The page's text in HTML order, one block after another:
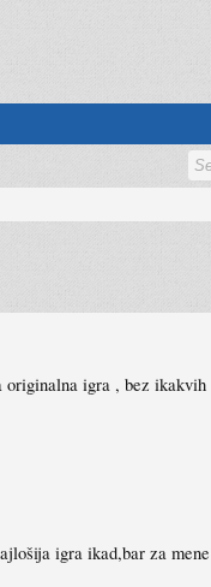
igra , bez
igra ikad,bar za